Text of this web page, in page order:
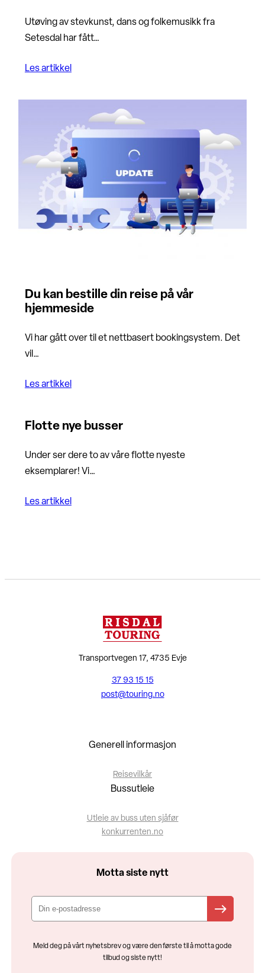
Utøving av stevkunst, dans og folkemusikk fra
Setesdal har fått…
Les artikkel
Du kan bestille din reise på vår
hjemmeside
Vi har gått over til et nettbasert bookingsystem. Det
vil…
Les artikkel
Flotte nye busser
Under ser dere to av våre flotte nyeste
eksemplarer! Vi…
Les artikkel
Transportvegen 17, 4735 Evje
37 93 15 15
post@touring.no
Generell informasjon
Reisevilkår
Bussutleie
Utleie av buss uten sjåfør
konkurrenten.no
Motta siste nytt
Meld deg på vårt nyhetsbrev og være den første til å motta gode
tilbud og siste nytt!